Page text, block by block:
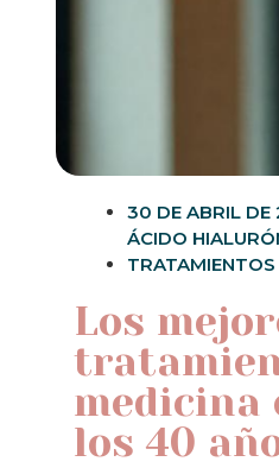
30 DE ABRIL DE
ÁCIDO
TRATAMIENTOS
Los
medicina
los 40